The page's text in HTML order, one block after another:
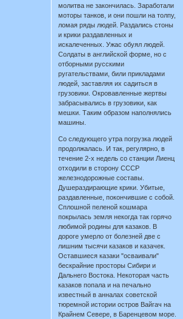
молитва не закончилась. Заработали
моторы танков, и они пошли на толпу,
ломая ряды людей. Раздались стоны
и крики раздавленных и
искалеченных. Ужас обуял людей.
Солдаты в английской форме, но с
отборными русскими
ругательствами, били прикладами
людей, заставляя их садиться в
грузовики. Окровавленные жертвы
забрасывались в грузовики, как
мешки. Таким образом наполнялись
машины.
Со следующего утра погрузка людей
продолжалась. И так, регулярно, в
течение 2-х недель со станции Лиенц
отходили в сторону СССР
железнодорожные составы.
Душераздирающие крики. Убитые,
раздавленные, покончившие с собой.
Сплошной пеленой кошмара
покрылась земля некогда так горячо
любимой родины для казаков. В
дороге умерло от болезней две с
лишним тысячи казаков и казачек.
Оставшиеся казаки "осваивали"
бескрайние просторы Сибири и
Дальнего Востока. Некоторая часть
казаков попала и на печально
известный в анналах советской
тюремной истории остров Вайгач на
Крайнем Севере, в Баренцевом море.